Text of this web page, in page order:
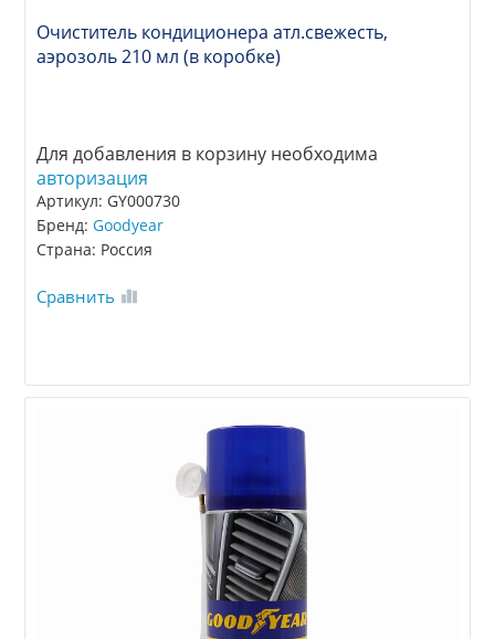
Очиститель кондиционера атл.свежесть,
аэрозоль 210 мл (в коробке)
Для добавления в корзину необходима
авторизация
Артикул: GY000730
Бренд:Goodyear
Страна: Россия
Сравнить